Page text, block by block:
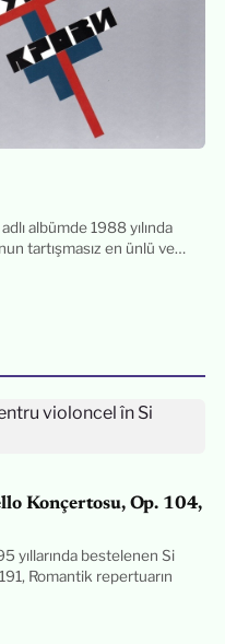
albümde 1988 yılında
tartışmasız en ünlü ve…
Konçertosu, Op. 104,
yıllarında bestelenen Si
Romantik repertuarın